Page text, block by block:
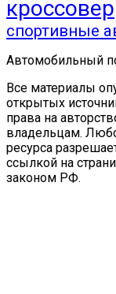
кроссовер
спортивные
Автомобильный
Все материалы
открытых
права на
владельцам.
ресурса
ссылкой на
законом РФ.